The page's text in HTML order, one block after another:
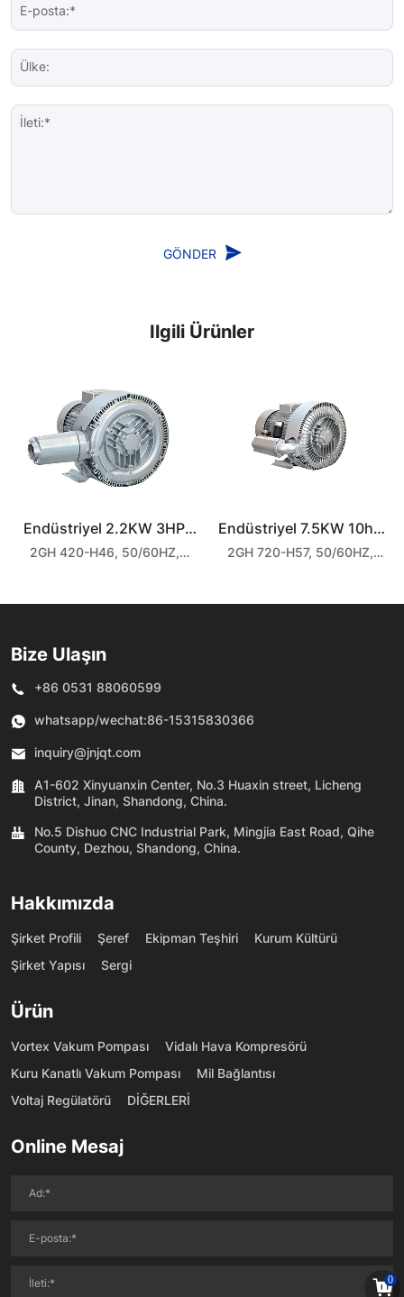
E-posta:*
Ülke:
İleti:*
GÖNDER
Ilgili Ürünler
Endüstriyel 2.2KW 3HP
2GH 420-H46 Halka
2GH 420-H46, 50/60HZ,
endüstrilerde yaygın olarak
kullanılır.
Endüstriyel 7.5KW 10hp
2GH 720-H57 Halka
2GH 720-H57, 50/60HZ,
Bize Ulaşın
+86 0531 88060599
whatsapp/wechat:86-15315830366
inquiry@jnjqt.com
A1-602 Xinyuanxin Center, No.3 Huaxin street, Licheng
District, Jinan, Shandong, China.
No.5 Dishuo CNC Industrial Park, Mingjia East Road, Qihe
County, Dezhou, Shandong, China.
Hakkımızda
Şirket Profili Şeref Ekipman Teşhiri
Kurum Kültürü
Şirket Yapısı
Sergi
Ürün
Vortex Vakum Pompası
Vidalı Hava Kompresörü
Kuru Kanatlı Vakum Pompası
Mil Bağlantısı
Voltaj Regülatörü
DİĞERLERİ
Online Mesaj
0